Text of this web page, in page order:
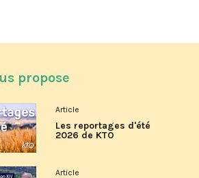
propose
Article
Les reportages d'été
2026 de KTO
Article